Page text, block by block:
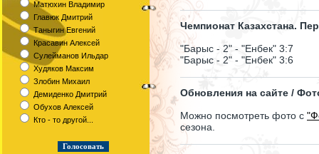
Матюхин Владимир
Главюк Дмитрий
Таныгин Евгений
Красавин Алексей
Сулейманов Ильдар
Худяков Максим
Злобин Михаил
Демиденко Дмитрий
Обухов Алексей
Кто - то другой...
Чемпионат Казахстана.
"Барыс - 2" - "Енбек" 3:7
"Барыс - 2" - "Енбек" 3:6
Обновления на сайте /
Можно посмотреть фото с
сезона.